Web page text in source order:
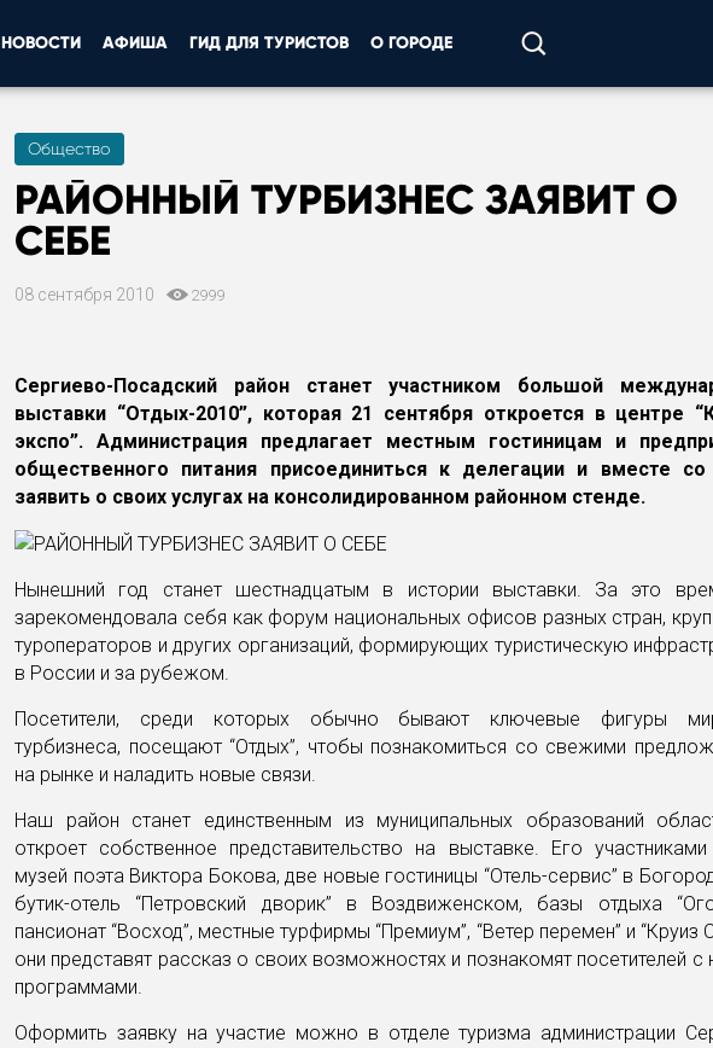
НОВОСТИ АФИША ГИД ДЛЯ ТУРИСТОВ О ГОРОДЕ
Общество
РАЙОННЫЙ ТУРБИЗНЕС ЗАЯВИТ О
СЕБЕ
08 сентября 2010 2999
Сергиево-Посадский район станет участником большой
выставки “Отдых-2010”, которая 21 сентября откроется в центре
экспо”. Администрация предлагает местным гостиницам и
общественного питания присоединиться к делегации и вместе
заявить о своих услугах на консолидированном районном стенде.
Нынешний год станет шестнадцатым в истории выставки. За это
зарекомендовала себя как форум национальных офисов разных стран,
туроператоров и других организаций, формирующих туристическую
в России и за рубежом.
Посетители, среди которых обычно бывают ключевые фигуры
турбизнеса, посещают “Отдых”, чтобы познакомиться со свежими
на рынке и наладить новые связи.
Наш район станет единственным из муниципальных образований
откроет собственное представительство на выставке. Его участниками
музей поэта Виктора Бокова, две новые гостиницы “Отель-сервис” в
бутик-отель “Петровский дворик” в Воздвиженском, базы отдыха
пансионат “Восход”, местные турфирмы “Премиум”, “Ветер перемен” и “Круиз
они представят рассказ о своих возможностях и познакомят посетителей с
программами.
Оформить заявку на участие можно в отделе туризма администрации